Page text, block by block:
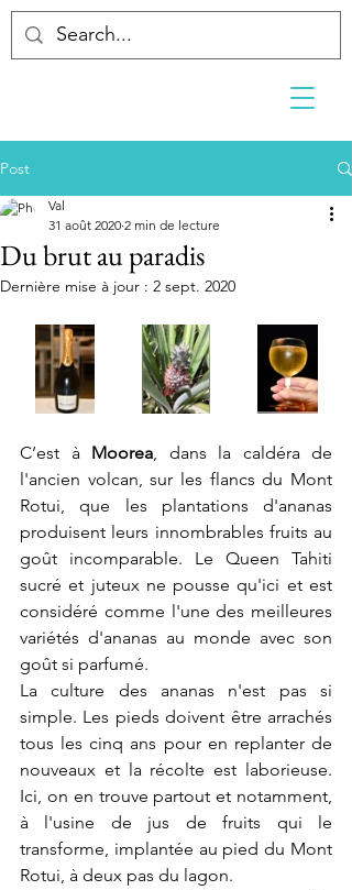
Post
Du brut au paradis
Val
31 août 2020 2 min de lecture
Dernière mise à jour : 2 sept. 2020
C’est à Moorea, dans la caldéra de
l'ancien volcan, sur les flancs du Mont
Rotui, que les plantations d'ananas
produisent leurs innombrables fruits au
goût incomparable. Le Queen Tahiti
sucré et juteux ne pousse qu'ici et est
considéré comme l'une des meilleures
variétés d'ananas au monde avec son
goût si parfumé.
La culture des ananas n'est pas si
simple. Les pieds doivent être arrachés
tous les cinq ans pour en replanter de
nouveaux et la récolte est laborieuse.
Ici, on en trouve partout et notamment,
à l'usine de jus de fruits qui le
transforme, implantée au pied du Mont
Rotui, à deux pas du lagon.